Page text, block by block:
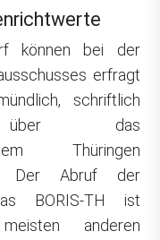
können bei der
erfragt
schriftlich
das
Thüringen
Der Abruf der
BORIS-TH ist
anderen